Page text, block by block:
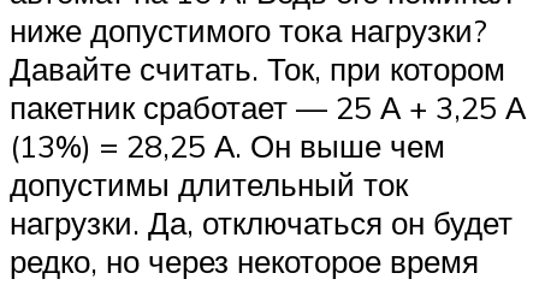
ниже допустимого тока нагрузки?
Давайте считать. Ток, при котором
пакетник сработает — 25 А + 3,25 А
(13%) = 28,25 А. Он выше чем
допустимы длительный ток
нагрузки. Да, отключаться он будет
редко, но через некоторое время